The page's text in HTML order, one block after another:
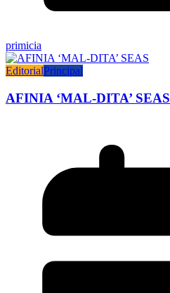
primicia
EditorialPrincipal
AFINIA ‘MAL-DITA’ SEAS